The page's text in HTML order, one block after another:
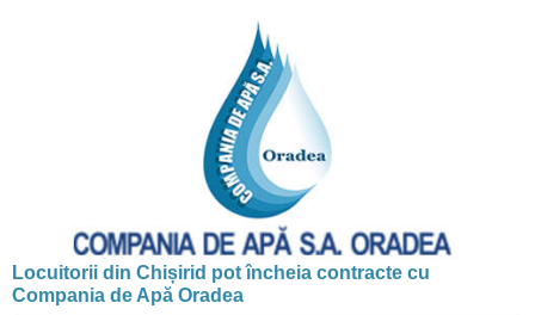
Locuitorii din Chișirid pot încheia contracte cu
Compania de Apă Oradea